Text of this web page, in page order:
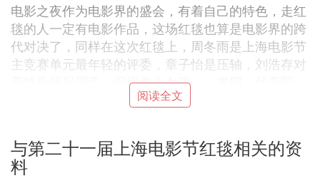
电影之夜作为电影界的盛会，有着自己的特色，走红
毯的人一定有电影作品，这场红毯也算是电影界的跨
代对决了，同样在这次红毯上，周冬雨是上海电影节
主竞赛单元最年轻的评委，章子怡是压轴，刘浩存对
着镜头扬起眉毛，倪妮像个女孩——求四，代表同
框，从章子怡、周冬雨到刘浩存，电影节的红毯也见
怡，依旧是优雅的主打风格，时隔这么多年，大花的
容颜依旧很好。
阅读全文
与第二十一届上海电影节红毯相关的资
料